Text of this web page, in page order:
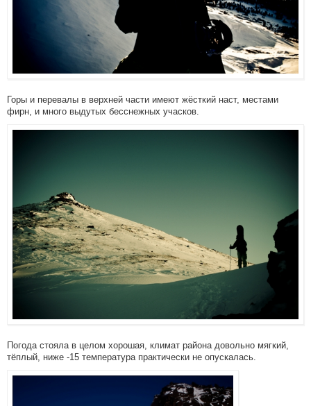
Горы и перевалы в верхней части имеют жёсткий наст, местами
фирн, и много выдутых бесснежных учасков.
Погода стояла в целом хорошая, климат района довольно мягкий,
тёплый, ниже -15 температура практически не опускалась.